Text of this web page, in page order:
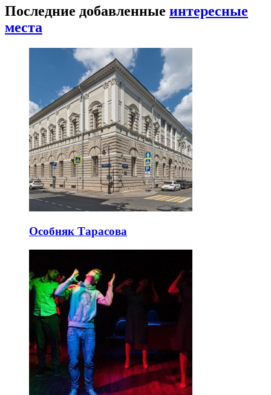
Последние добавленные интересные
места
Особняк Тарасова